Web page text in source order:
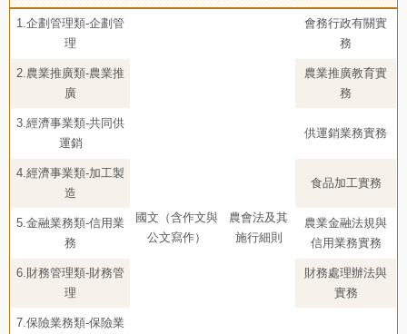
1.企劃管理類-企劃管
理
國文（含作文與
公文寫作）
農會法及其
施行細則
會務行政有關實
務
2.農業推廣類-農業推
廣
農業推廣教育實
務
3.經濟事業類-共同供
運銷
供運銷業務實務
4.經濟事業類-加工製
造
食品加工實務
5.金融業務類-信用業
務
農業金融法規與
信用業務實務
6.財務管理類-財務管
理
財務處理辦法與
實務
7.保險業務類-保險業